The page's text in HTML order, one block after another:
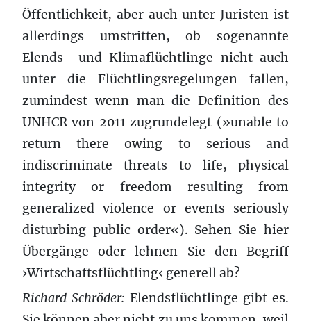
Öffentlichkeit, aber auch unter Juristen ist
allerdings umstritten, ob sogenannte
Elends- und Klimaflüchtlinge nicht auch
unter die Flüchtlingsregelungen fallen,
zumindest wenn man die Definition des
UNHCR von 2011 zugrundelegt (»unable to
return there owing to serious and
indiscriminate threats to life, physical
integrity or freedom resulting from
generalized violence or events seriously
disturbing public order«). Sehen Sie hier
Übergänge oder lehnen Sie den Begriff
›Wirtschaftsflüchtling‹ generell ab?
Richard Schröder: Elendsflüchtlinge gibt es.